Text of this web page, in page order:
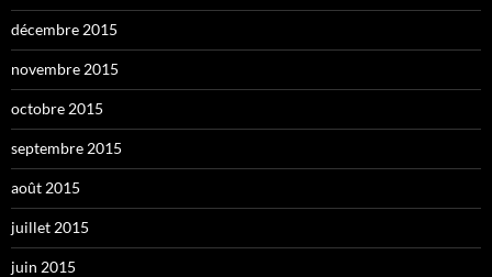
décembre 2015
novembre 2015
octobre 2015
septembre 2015
août 2015
juillet 2015
juin 2015